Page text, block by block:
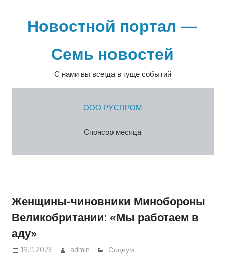
содержимомуНовостной портал —
Семь новостей
С нами вы всегда в гуще событий
ООО РУСПРОМ
Спонсор месяца
Женщины-чиновники Минобороны
Великобритании: «Мы работаем в
аду»
19.11.2023 admin Социум